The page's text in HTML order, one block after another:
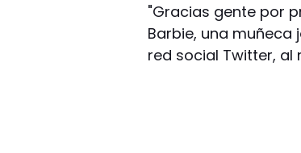
"Gracias gente por
Barbie, una muñeca
red social Twitter,